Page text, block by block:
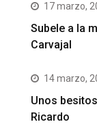
17 marzo,
Subele a la
Carvajal
14 marzo,
Unos
Ricardo